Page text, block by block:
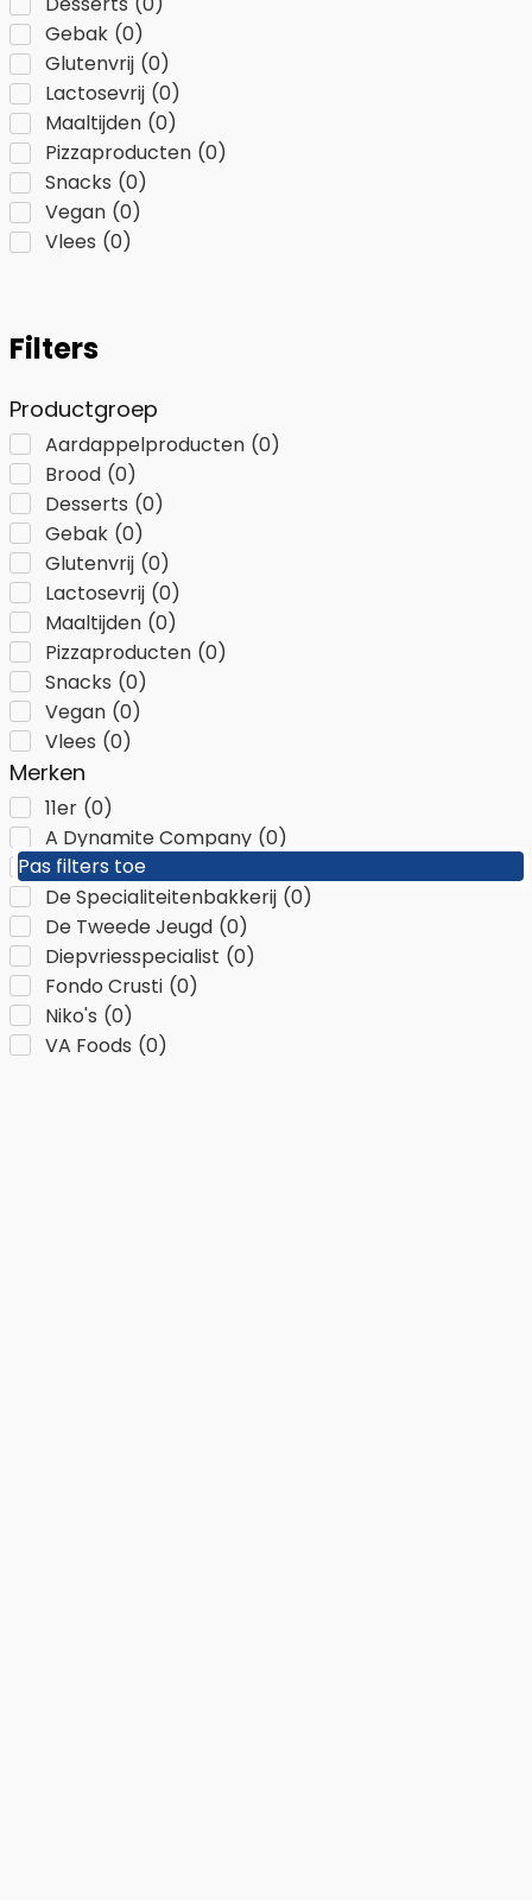
Gebak (0)
Glutenvrij (0)
Lactosevrij (0)
Maaltijden (0)
Pizzaproducten (0)
Snacks (0)
Vegan (0)
Vlees (0)
Pas filters toe
Filters
Productgroep
Aardappelproducten (0)
Brood (0)
Desserts (0)
Gebak (0)
Glutenvrij (0)
Lactosevrij (0)
Maaltijden (0)
Pizzaproducten (0)
Snacks (0)
Vegan (0)
Vlees (0)
Merken
11er (0)
A Dynamite Company (0)
De Kroket (
De Specialiteitenbakkerij (0)
De Tweede Jeugd (0)
Diepvriesspecialist (0)
Fondo Crusti (0)
Niko's (0)
VA Foods (0)
Pas filters toe